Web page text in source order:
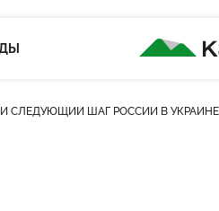
КАРАЧУН
СЛЕДУЮЩИЙ ШАГ РОССИИ В